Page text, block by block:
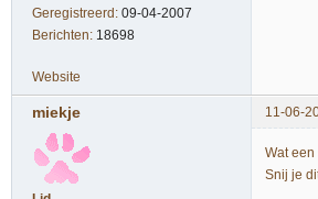
Geregistreerd: 09-04-2007
Berichten: 18698
Website
miekje 11-06-
Wat een
Snij je